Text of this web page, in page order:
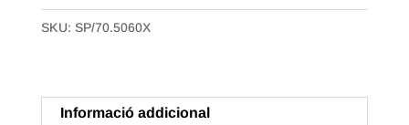
Bossa
Samarreta
reciclat
SKU: SP/70.5060X
Informació addicional